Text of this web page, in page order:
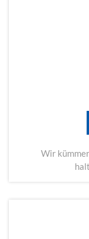
Wir